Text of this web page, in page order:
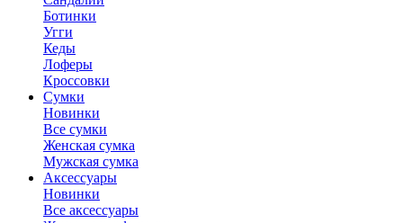
Ботинки
Угги
Кеды
Лоферы
Кроссовки
Сумки
Новинки
Все сумки
Женская сумка
Мужская сумка
Аксессуары
Новинки
Все аксессуары